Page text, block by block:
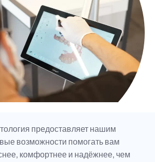
предоставляет нашим
возможности помогать вам
комфортнее и надёжнее, чем